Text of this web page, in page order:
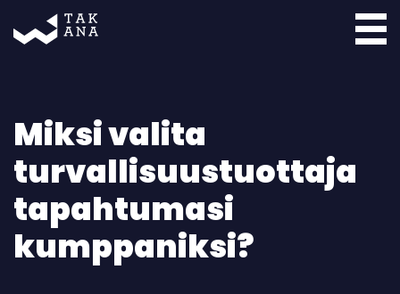
Miksi valita
turvallisuustuottaja
tapahtumasi
kumppaniksi?